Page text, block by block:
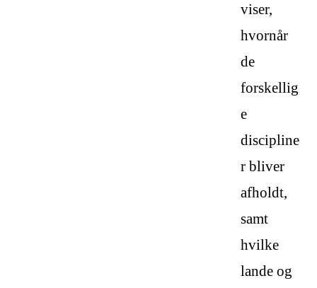
viser,
hvornår
de
forskellig
e
discipline
r bliver
afholdt,
samt
hvilke
lande og